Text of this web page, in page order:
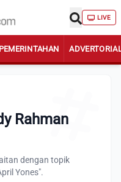
LIVE
PEMERINTAHAN
Rahman
dengan topik
Yones".